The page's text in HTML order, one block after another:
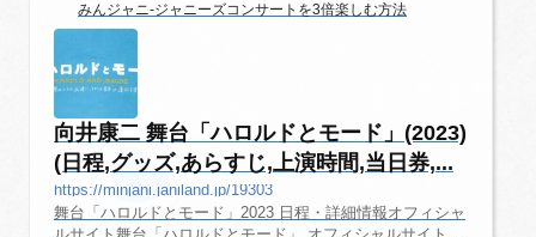
みんジャニ-ジャニーズコンサートを3倍楽しむ方法
向井康二 舞台「ハロルドとモード」(2023)
(日程,グッズ,あらすじ,上演時間,当日券,...
https://minjani.janiland.jp/19303
舞台「ハロルドとモード」2023 日程・詳細情報オフィシャ